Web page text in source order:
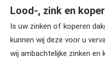
Lood-, zink en
Is uw zinken of koperen
kunnen wij deze voor u
wij ambachtelijke zinken en